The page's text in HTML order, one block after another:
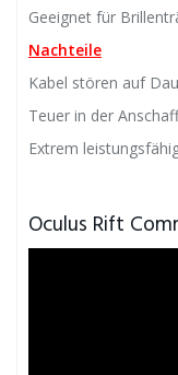
Geeignet für
Nachteile
Kabel stören auf
Teuer in der
Extrem
Oculus Rift